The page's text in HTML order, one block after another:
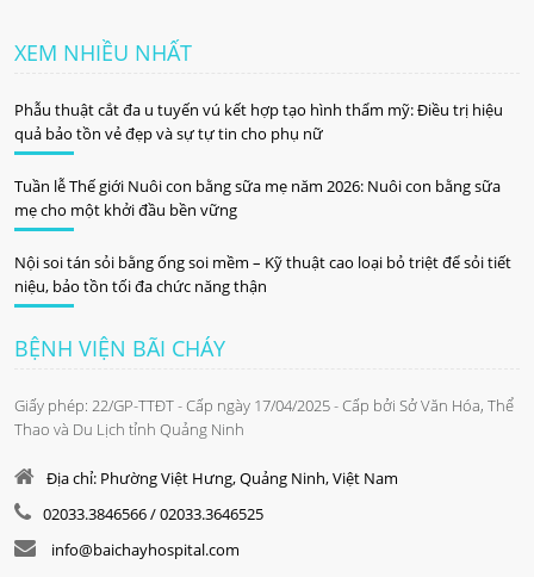
XEM NHIỀU NHẤT
Phẫu thuật cắt đa u tuyến vú kết hợp tạo hình thẩm mỹ: Điều trị hiệu
quả bảo tồn vẻ đẹp và sự tự tin cho phụ nữ
Tuần lễ Thế giới Nuôi con bằng sữa mẹ năm 2026: Nuôi con bằng sữa
mẹ cho một khởi đầu bền vững
Nội soi tán sỏi bằng ống soi mềm – Kỹ thuật cao loại bỏ triệt để sỏi tiết
niệu, bảo tồn tối đa chức năng thận
BỆNH VIỆN BÃI CHÁY
Giấy phép: 22/GP-TTĐT - Cấp ngày 17/04/2025 - Cấp bởi Sở Văn Hóa, Thể
Thao và Du Lịch tỉnh Quảng Ninh
Địa chỉ: Phường Việt Hưng, Quảng Ninh, Việt Nam
02033.3846566 / 02033.3646525
info@baichayhospital.com